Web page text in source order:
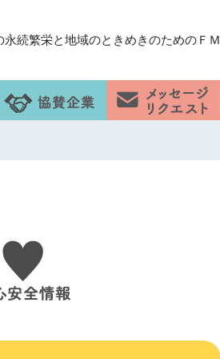
永続繁栄と地域のときめきのためのＦＭ